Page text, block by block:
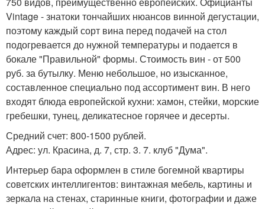
Vintage - знатоки тончайших нюансов винной дегустации,
поэтому каждый сорт вина перед подачей на стол
подогревается до нужной температуры и подается в
бокале "Правильной" формы. Стоимость вин - от 500
руб. за бутылку. Меню небольшое, но изысканное,
составленное специально под ассортимент вин. В него
входят блюда европейской кухни: хамон, стейки, морские
гребешки, тунец, деликатесное горячее и десерты.
Средний счет: 800-1500 рублей.
Адрес: ул. Красина, д. 7, стр. 3. 7. клуб "Дума".
Интерьер бара оформлен в стиле богемной квартиры
советских интеллигентов: винтажная мебель, картины и
зеркала на стенах, старинные книги, фотографии и даже